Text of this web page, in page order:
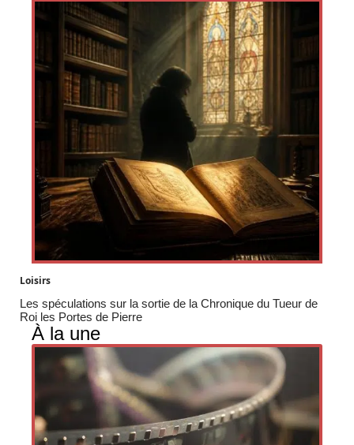
Loisirs
Les spéculations sur la sortie de la Chronique du Tueur de
Roi les Portes de Pierre
À la une